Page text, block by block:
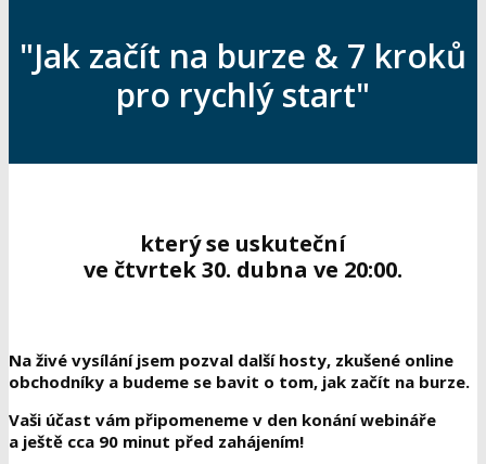
"Jak začít na burze & 7 kroků
pro rychlý start"
který se uskuteční
ve čtvrtek 30. dubna ve 20:00.
Na živé vysílání jsem pozval další hosty, zkušené online
obchodníky a budeme se bavit o tom, jak začít na burze.
Vaši účast vám připomeneme v den konání webináře
a ještě cca 90 minut před zahájením!